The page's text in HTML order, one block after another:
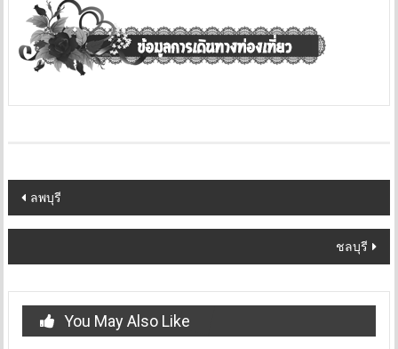
Post
navigation
ลพบุรี
ชลบุรี
You May Also Like